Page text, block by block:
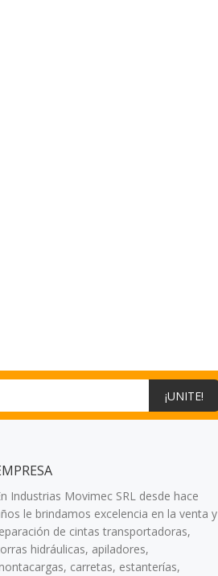
¡UNITE!
Industrias Movimec SRL desde hace
le brindamos excelencia en la venta y
de cintas transportadoras,
hidráulicas, apiladores,
carretas, estanterías,